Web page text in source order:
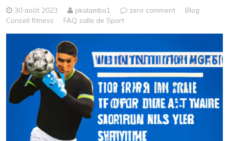
30 août 2023 pkalamba1 zero comment
Blog
Conseil fitness
FAQ salle de Sport